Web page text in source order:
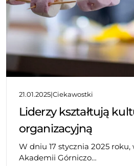
21.01.2025|Ciekawostki
Liderzy kształtują
organizacyjną
W dniu 17 stycznia 2025 roku,
Akademii Górniczo…